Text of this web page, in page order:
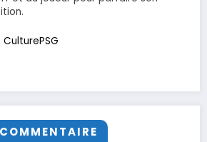
CulturePSG